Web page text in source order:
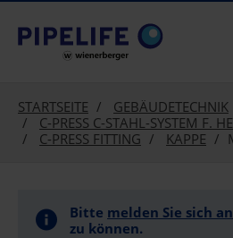
text.skipToContent
text.skipToNavigation
STARTSEITE
GEBÄUDETECHNIK
C-PRESS C-STAHL-SYSTEM F.
C-PRESS FITTING
KAPPE
Bitte melden Sie sich an
zu können.